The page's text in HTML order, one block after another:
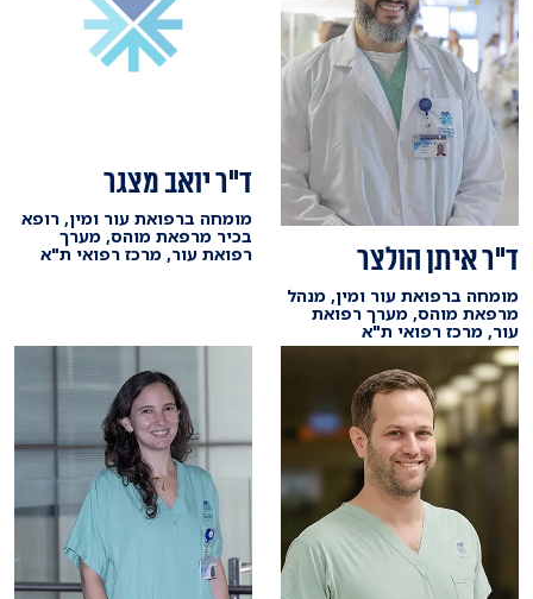
ד"ר איתן הולצר
מומחה ברפואת עור ומין, מנהל
מרפאת מוהס, מערך רפואת
עור, מרכז רפואי ת"א
ד"ר יואב מצגר
מומחה ברפואת עור ומין, רופא
בכיר מרפאת מוהס, מערך
רפואת עור, מרכז רפואי ת"א